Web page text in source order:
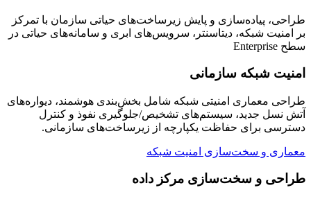
طراحی، پیاده‌سازی و پایش زیرساخت‌های حیاتی سازمان با تمرکز
بر امنیت شبکه، دیتاسنتر، سرویس‌های ابری و سامانه‌های حیاتی در
سطح Enterprise
امنیت شبکه سازمانی
طراحی معماری امنیتی شبکه شامل بخش‌بندی هوشمند، دیواره‌های
آتش نسل جدید، سیستم‌های تشخیص/جلوگیری نفوذ و کنترل
دسترسی برای حفاظت یکپارچه از زیرساخت‌های سازمانی.
معماری و سخت‌سازی امنیت شبکه
طراحی و سخت‌سازی مرکز داده